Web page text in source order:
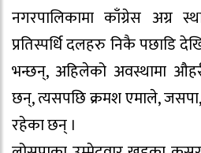
नगरपालिकामा काँग्रेस अग्र
प्रतिस्पर्धि दलहरु निकै पछाडि
भन्छन्, अहिलेको अवस्थामा
छन्, त्यसपछि क्रमश एमाले,
रहेका छन् ।